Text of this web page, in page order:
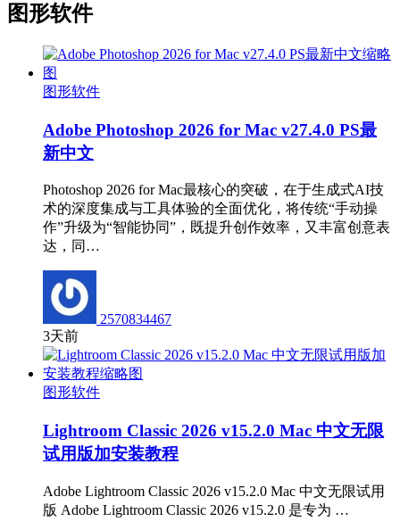
图形软件
图形软件
Adobe Photoshop 2026 for Mac v27.4.0 PS最
新中文
Photoshop 2026 for Mac最核心的突破，在于生成式AI技
术的深度集成与工具体验的全面优化，将传统“手动操
作”升级为“智能协同”，既提升创作效率，又丰富创意表
达，同…
2570834467
3天前
图形软件
Lightroom Classic 2026 v15.2.0 Mac 中文无限
试用版加安装教程
Adobe Lightroom Classic 2026 v15.2.0 Mac 中文无限试用
版 Adobe Lightroom Classic 2026 v15.2.0 是专为 …